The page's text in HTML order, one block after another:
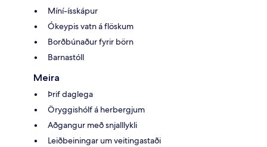
Míní-ísskápur
Ókeypis vatn á flöskum
Borðbúnaður fyrir börn
Barnastóll
Meira
Þrif daglega
Öryggishólf á herbergjum
Aðgangur með snjalllykli
Leiðbeiningar um veitingastaði